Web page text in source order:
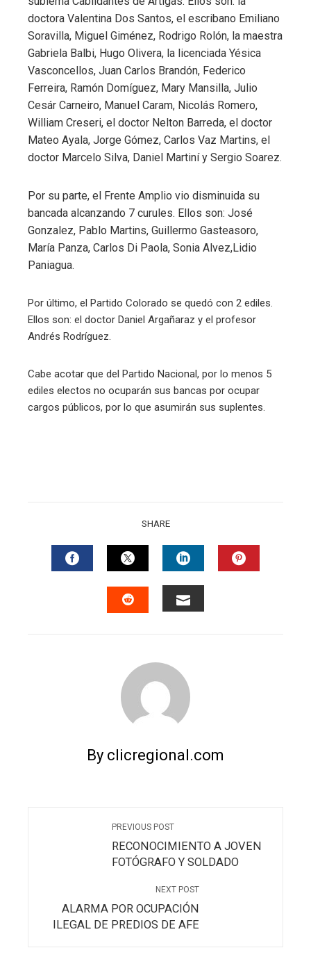
doctora Valentina Dos Santos, el escribano Emiliano
Soravilla, Miguel Giménez, Rodrigo Rolón, la maestra
Gabriela Balbi, Hugo Olivera, la licenciada Yésica
Vasconcellos, Juan Carlos Brandón, Federico
Ferreira, Ramón Domíguez, Mary Mansilla, Julio
Cesár Carneiro, Manuel Caram, Nicolás Romero,
William Creseri, el doctor Nelton Barreda, el doctor
Mateo Ayala, Jorge Gómez, Carlos Vaz Martins, el
doctor Marcelo Silva, Daniel Martiní y Sergio Soarez.
Por su parte, el Frente Amplio vio disminuida su
bancada alcanzando 7 curules. Ellos son: José
Gonzalez, Pablo Martins, Guillermo Gasteasoro,
María Panza, Carlos Di Paola, Sonia Alvez,Lidio
Paniagua.
Por último, el Partido Colorado se quedó con 2 ediles.
Ellos son: el doctor Daniel Argañaraz y el profesor
Andrés Rodríguez.
Cabe acotar que del Partido Nacional, por lo menos 5
ediles electos no ocuparán sus bancas por ocupar
cargos públicos, por lo que asumirán sus suplentes.
SHARE
FACEBOOKTWITTERLINKEDIN
By clicregional.com
PREVIOUS POST
RECONOCIMIENTO A JOVEN
FOTÓGRAFO Y SOLDADO
NEXT POST
ALARMA POR OCUPACIÓN
ILEGAL DE PREDIOS DE AFE